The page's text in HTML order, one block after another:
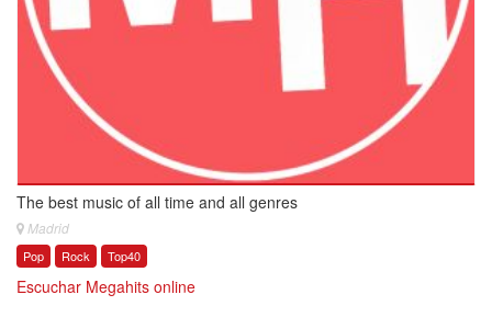
The best music of all time and all genres
Madrid
Pop Rock Top40
Escuchar Megahits online